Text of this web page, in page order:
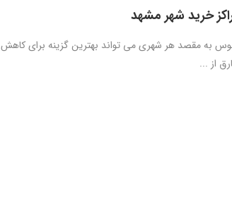
خرید شهر مشهد
به مقصد هر شهری می تواند بهترین گزینه برای کاهش
از ...